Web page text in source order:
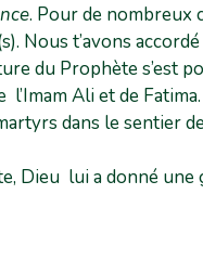
. Pour de nombreux
Nous t’avons accordé
du Prophète s’est
Ali et de
dans le sentier
Dieu lui a donné